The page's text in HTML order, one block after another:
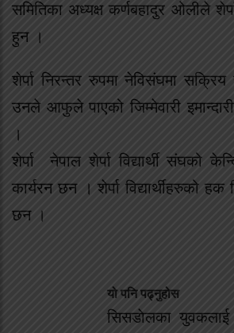
समितिका अध्यक्ष कर्णबहादुर ओलीले
हुन ।
शेर्पा निरन्तर रुपमा नेविसंघमा
उनले आफुले पाएको जिम्मेवारी
।
शेर्पा नेपाल शेर्पा विद्यार्थी संघको
कार्यरन छन । शेर्पा विद्यार्थीहरुको हक
छन ।
यो पनि पढ्नुहोस
सिसडाेलका युवकलाई